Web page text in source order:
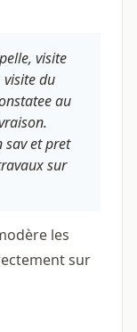
visite
du
au
sav et pret
sur
les
sur